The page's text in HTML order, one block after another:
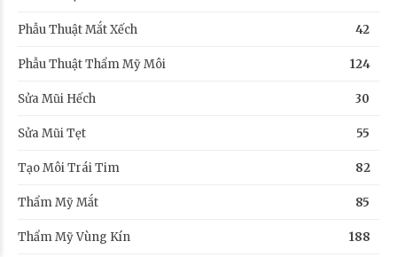
Phẫu Thuật Mắt Xếch 42
Phẫu Thuật Thẩm Mỹ Môi 124
Sửa Mũi Hếch 30
Sửa Mũi Tẹt 55
Tạo Môi Trái Tim 82
Thẩm Mỹ Mắt 85
Thẩm Mỹ Vùng Kín 188